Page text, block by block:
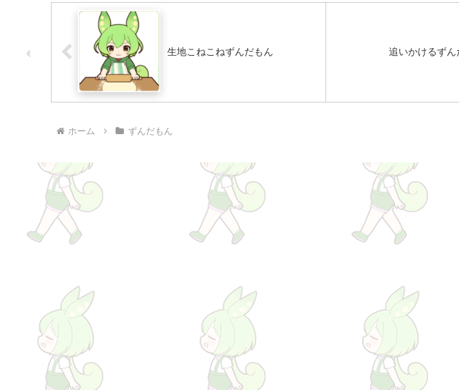
生地こねこねずんだもん 追いかけるずん
ホーム ずんだもん